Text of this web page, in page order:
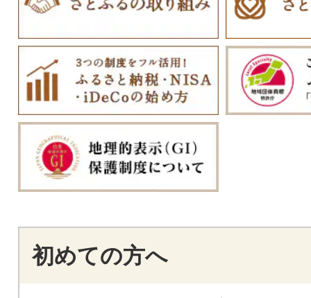
初めての方へ